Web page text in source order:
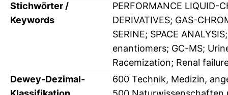
Stichwörter /
Keywords
PERFORMANCE LIQUID-
DERIVATIVES; GAS-
SERINE; SPACE
enantiomers; GC-MS;
Racemization; Renal
Dewey-Dezimal-
600 Technik, Medizin,